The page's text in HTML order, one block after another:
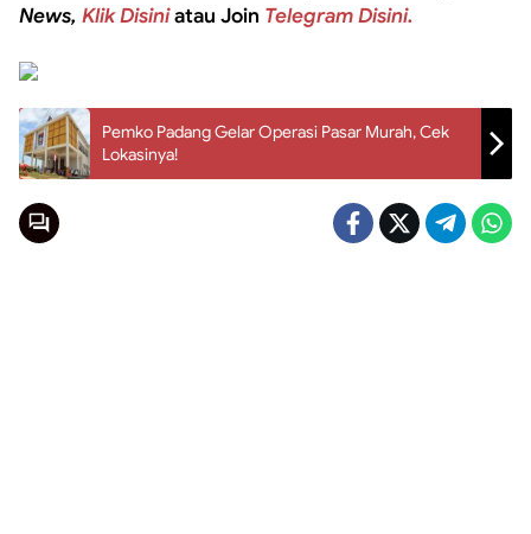
News, Klik Disiniatau Join Telegram Disini.
Pemko Padang Gelar Operasi Pasar Murah, Cek
Lokasinya!